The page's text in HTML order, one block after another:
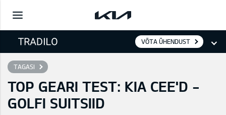
VÕTA ÜHENDUST
TAGASI
TOP GEARI TEST: KIA CEE'D -
GOLFI SUITSIID